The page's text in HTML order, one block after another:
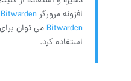
افزونه مرورگر Bitwarden
Bitwarden می توان
استفاده کرد.